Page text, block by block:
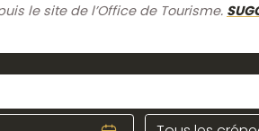
le site de l’Office de Tourisme.